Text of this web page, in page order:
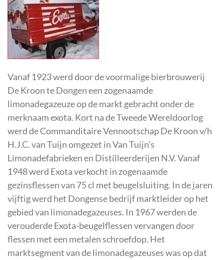
Vanaf 1923 werd door de voormalige bierbrouwerij
De Kroon te Dongen een zogenaamde
limonadegazeuze op de markt gebracht onder de
merknaam exota. Kort na de Tweede Wereldoorlog
werd de Commanditaire Vennootschap De Kroon v/h
H.J.C. van Tuijn omgezet in Van Tuijn's
Limonadefabrieken en Distilleerderijen N.V. Vanaf
1948 werd Exota verkocht in zogenaamde
gezinsflessen van 75 cl met beugelsluiting. In de jaren
vijftig werd het Dongense bedrijf marktleider op het
gebied van limonadegazeuses. In 1967 werden de
verouderde Exota-beugelflessen vervangen door
flessen met een metalen schroefdop. Het
marktsegment van de limonadegazeuses was op dat